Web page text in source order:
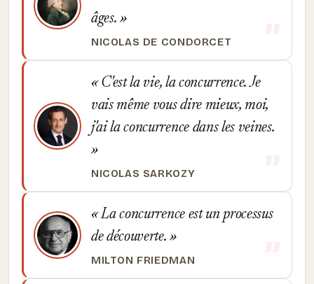
âges.
NICOLAS DE CONDORCET
C'est la vie, la concurrence. Je
vais même vous dire mieux, moi,
j'ai la concurrence dans les veines.
NICOLAS SARKOZY
La concurrence est un processus
de découverte.
MILTON FRIEDMAN